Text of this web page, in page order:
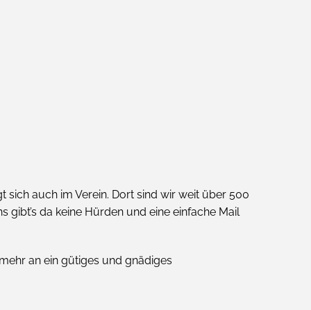
sich auch im Verein. Dort sind wir weit über 500
da keine Hürden und eine einfache Mail
an ein gütiges und gnädiges